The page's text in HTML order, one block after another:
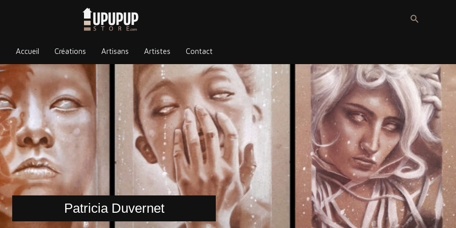
Rechercher
Accueil Créations Artisans Artistes Contact
Patricia Duvernet